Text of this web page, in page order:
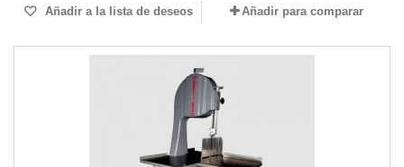
Añadir a la lista de deseos Añadir para comparar